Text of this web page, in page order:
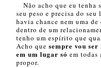
Não acho que eu tenha
seu peso e precisa do
havia chance nem uma
dentro de um
tenho um espírito que
Acho que sempre vou
em um lugar só em todas
propor.